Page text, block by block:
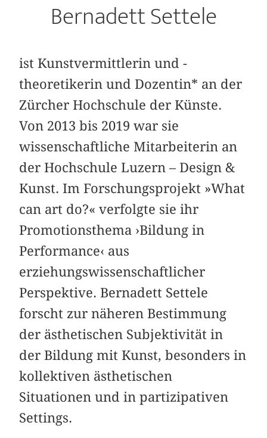
Bernadett Settele
ist Kunstvermittlerin und -
theoretikerin und Dozentin* an der
Zürcher Hochschule der Künste.
Von 2013 bis 2019 war sie
wissenschaftliche Mitarbeiterin an
der Hochschule Luzern – Design &
Kunst. Im Forschungsprojekt »What
can art do?« verfolgte sie ihr
Promotionsthema ›Bildung in
Performance‹ aus
erziehungswissenschaftlicher
Perspektive. Bernadett Settele
forscht zur näheren Bestimmung
der ästhetischen Subjektivität in
der Bildung mit Kunst, besonders in
kollektiven ästhetischen
Situationen und in partizipativen
Settings.